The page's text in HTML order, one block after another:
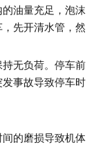
油量充足，泡沫
先开清水管，然
无负荷。停车前
事故导致停车时
的磨损导致机体